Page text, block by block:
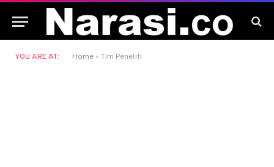
YOU ARE AT: Home » Tim Peneliti